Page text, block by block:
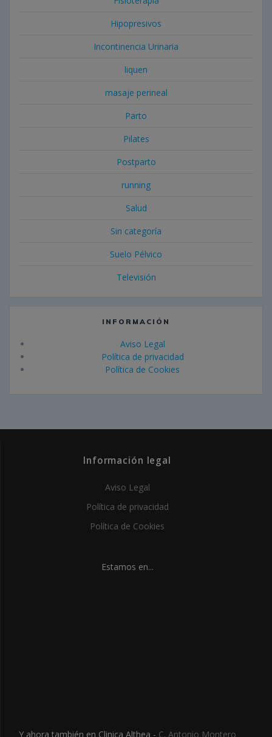
Hipopresivos
Incontinencia Urinaria
liquen
masaje perineal
Parto
Pilates
Postparto
running
Salud
Sin categoría
Suelo Pélvico
Televisión
INFORMACIÓN
Aviso Legal
Política de privacidad
Política de Cookies
Información legal
Aviso Legal
Política de privacidad
Política de Cookies
Estamos en...
Y ahora también en Clinica Althea - C. Antonio Montero